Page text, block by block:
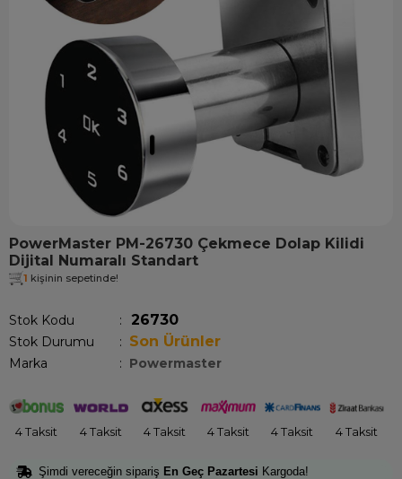
PowerMaster PM-26730 Çekmece Dolap Kilidi
Dijital Numaralı Standart
1 kişinin sepetinde!
Stok Kodu 26730
Stok Durumu : Son Ürünler
Marka : Powermaster
4 Taksit 4 Taksit 4 Taksit 4 Taksit 4 Taksit 4 Taksit
Şimdi vereceğin sipariş En Geç Pazartesi Kargoda!